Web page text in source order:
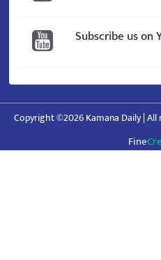
Subscribe us on
Copyright ©2026 Kamana Daily | All
Fine